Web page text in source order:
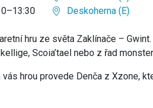
Deskoherna (E)
hru ze světa Zaklínače –
Scoia’tael nebo z řad
hrou provede Denča z Xzone,